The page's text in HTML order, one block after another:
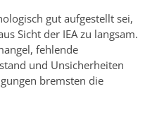
gut aufgestellt sei,
Sicht der IEA zu langsam.
fehlende
und Unsicherheiten
bremsten die